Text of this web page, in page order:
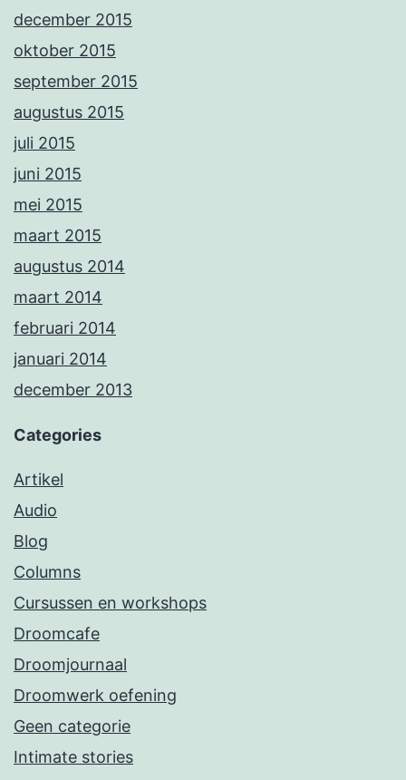
december 2015
oktober 2015
september 2015
augustus 2015
juli 2015
juni 2015
mei 2015
maart 2015
augustus 2014
maart 2014
februari 2014
januari 2014
december 2013
Categories
Artikel
Audio
Blog
Columns
Cursussen en workshops
Droomcafe
Droomjournaal
Droomwerk oefening
Geen categorie
Intimate stories